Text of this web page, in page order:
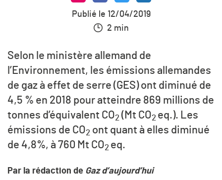
Publié le 12/04/2019
2 min
Selon le ministère allemand de
l’Environnement, les émissions allemandes
de gaz à effet de serre (GES) ont diminué de
4,5 % en 2018 pour atteindre 869 millions de
tonnes d’équivalent CO2 (Mt CO2 eq.). Les
émissions de CO2 ont quant à elles diminué
de 4,8%, à 760 Mt CO2 eq.
Par la rédaction de Gaz d’aujourd’hui